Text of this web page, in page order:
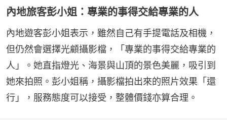
內地旅客彭小姐：專業的事得交給專業的人
內地遊客彭小姐表示，雖然自己有手提電話及相機，
但仍然會選擇光顧攝影檔，「專業的事得交給專業的
人」。她直指燈光、海景與山頂的景色美麗，吸引到
她來拍照。彭小姐稱，攝影檔拍出來的照片效果「還
行」，服務態度可以接受，整體價錢亦算合理。